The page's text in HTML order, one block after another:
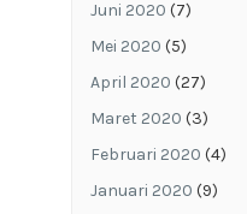
Juni 2020 (7)
Mei 2020 (5)
April 2020 (27)
Maret 2020 (3)
Februari 2020 (4)
Januari 2020 (9)